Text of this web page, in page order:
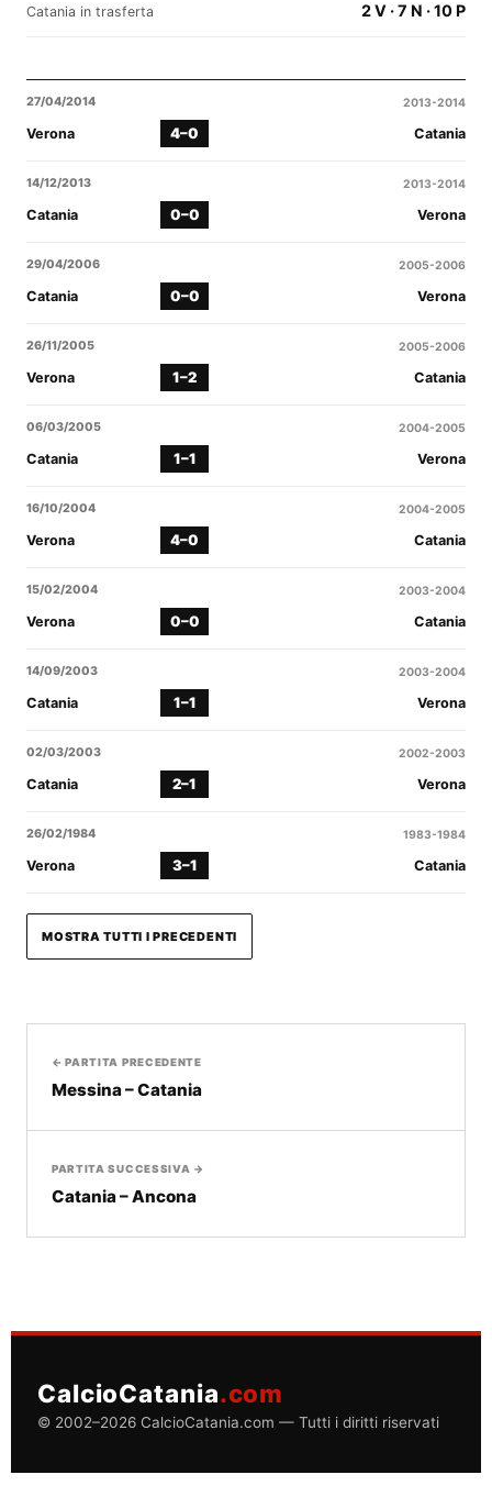
Catania in trasferta 2 V · 7 N · 10 P
27/04/2014
Verona 4–0 Catania
2013-2014
14/12/2013
Catania 0–0 Verona
2013-2014
29/04/2006
Catania 0–0 Verona
2005-2006
26/11/2005
Verona 1–2 Catania
2005-2006
06/03/2005
Catania 1–1 Verona
2004-2005
16/10/2004
Verona 4–0 Catania
2004-2005
15/02/2004
Verona 0–0 Catania
2003-2004
14/09/2003
Catania 1–1 Verona
2003-2004
02/03/2003
Catania 2–1 Verona
2002-2003
26/02/1984
Verona 3–1 Catania
1983-1984
MOSTRA TUTTI I PRECEDENTI
← PARTITA PRECEDENTE
Messina – Catania
PARTITA SUCCESSIVA →
Catania – Ancona
CalcioCatania.com
© 2002–2026 CalcioCatania.com — Tutti i diritti riservati